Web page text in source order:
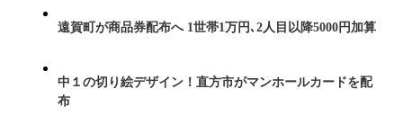
遠賀町が商品券配布へ 1世帯1万円､2人目以降5000円加算
中１の切り絵デザイン！直方市がマンホールカードを配
布